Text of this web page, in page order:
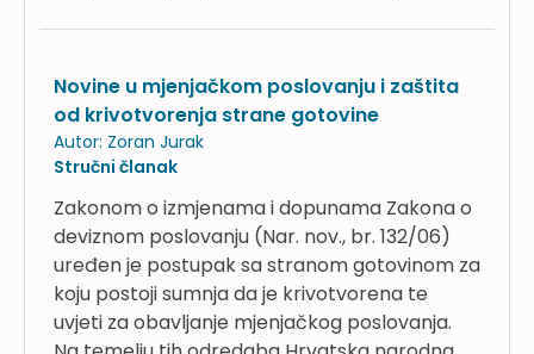
Novine u mjenjačkom poslovanju i zaštita
od krivotvorenja strane gotovine
Autor: Zoran Jurak
Stručni članak
Zakonom o izmjenama i dopunama Zakona o
deviznom poslovanju (Nar. nov., br. 132/06)
uređen je postupak sa stranom gotovinom za
koju postoji sumnja da je krivotvorena te
uvjeti za obavljanje mjenjačkog poslovanja.